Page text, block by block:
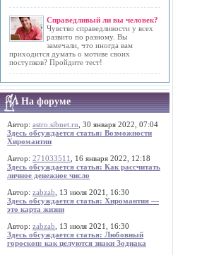
Справедливый ли вы человек?
Чувство справедливости у всех
развито по разному. Вы
замечали, что иногда вам
приходится думать о мотиве своих
поступков? Пройдите тест!
На форуме
Автор: astro.sibnet.ru , 30 января 2022, 07:04
Здесь обсуждается статья: Возможности
Хиромантии
Автор: 271033511
, 16 января 2022, 12:18
Здесь обсуждается статья: Как рассчитать
личное денежное число
Автор: zabzab , 13 июля 2021, 16:30
Здесь обсуждается статья: Хиромантия —
это карта жизни
Автор: zabzab , 13 июля 2021, 16:30
Здесь обсуждается статья: Любовный
гороскоп: как целуются знаки Зодиака